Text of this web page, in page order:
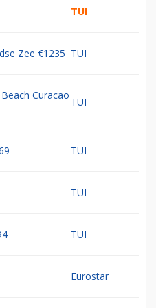
TUI
Zee €1235 TUI
Curacao
TUI
TUI
TUI
TUI
Eurostar